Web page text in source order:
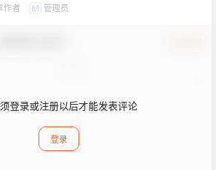
作者 M 管理员
登录或注册以后才能发表评论
登录